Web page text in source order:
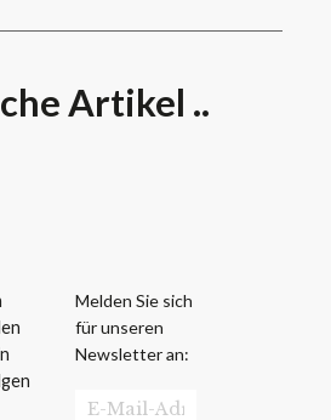
Artikel ..
Melden Sie sich
für unseren
Newsletter an: